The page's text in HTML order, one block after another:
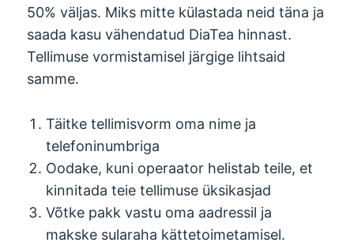
50% väljas. Miks mitte külastada neid täna ja
saada kasu vähendatud DiaTea hinnast.
Tellimuse vormistamisel järgige lihtsaid
samme.
Täitke tellimisvorm oma nime ja
telefoninumbriga
Oodake, kuni operaator helistab teile, et
kinnitada teie tellimuse üksikasjad
Võtke pakk vastu oma aadressil ja
makske sularaha kättetoimetamisel.